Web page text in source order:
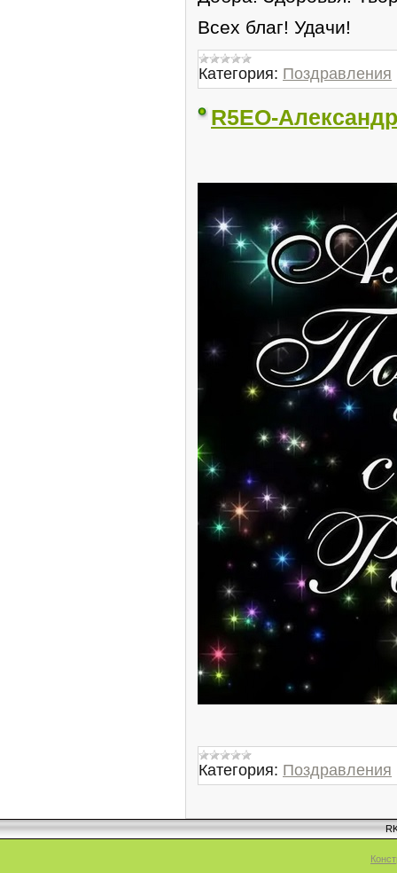
Всех благ! Удачи!
Категория: Поздравления
R5EO-
Категория: Поздравления